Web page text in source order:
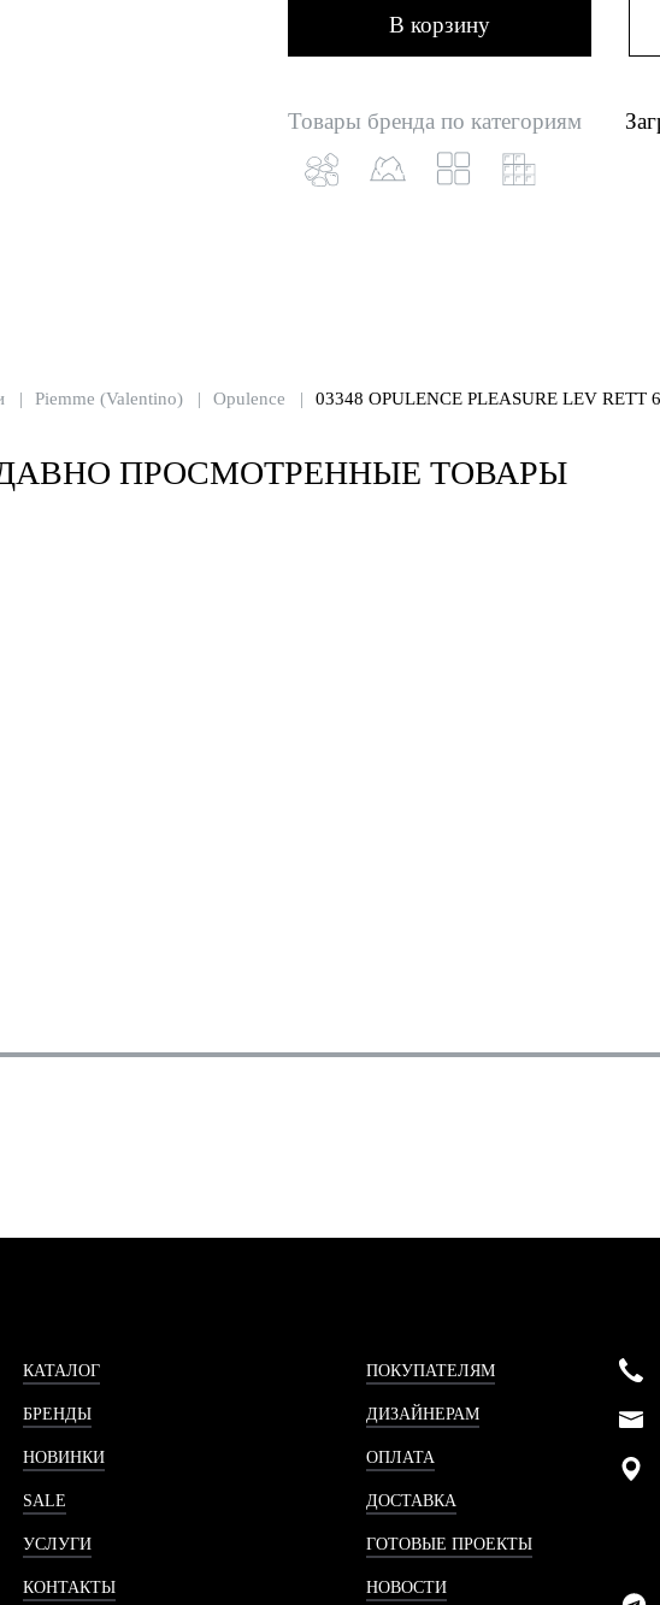
В корзину
Товары бренда по категориям
Piemme (Valentino) Opulence 03348 OPULENCE PLEASURE LEV RETT
ПРОСМОТРЕННЫЕ ТОВАРЫ
КАТАЛОГ
БРЕНДЫ
НОВИНКИ
SALE
УСЛУГИ
КОНТАКТЫ
ПОКУПАТЕЛЯМ
ДИЗАЙНЕРАМ
ОПЛАТА
ДОСТАВКА
ГОТОВЫЕ ПРОЕКТЫ
НОВОСТИ